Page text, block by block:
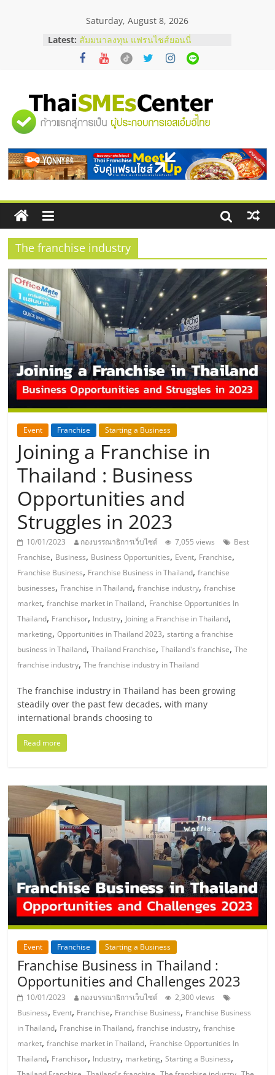
Saturday, August 8, 2026
Latest: สัมมนาลงทุน แฟรนไชส์ยอนนี่
ThaiFranchise Meet Up จับคู่แฟรน
ไชส์ ครั้งที่ 8
บริษัท Cybersecurity ในไทยที่ไหนดี?
วิธีเลือกผู้ให้บริการให้คุ้มค่าและตอบ
โจทย์ธุรกิจ
เริ่มยังไงให้ผ่านฉลุย
สัมมนาออนไลน์ โอกาสบริหารสถานี
บริการน้ำมัน Shell
"ศูนย์
รวม
ข้อมูล
ธุรกิจ
SME
แห่ง
ประเทศไทย,
ThaiSMEsCenter,
รวม
ธุรกิจ
เอ
ส
เอ็
มอี
ไทย,
SMEs,
แฟ
รน
ไชส์,
ปรึกษา
แฟ
รน
ไชส์,
รวม
แฟ
รน
ไชส์
The franchise industry
Event Franchise Starting a Business
Joining a Franchise in
Thailand : Business
Opportunities and
Struggles in 2023
10/01/2023 กองบรรณาธิการเว็บไซต์ 7,055 views
Best
Franchise, Business, Business Opportunities, Event, Franchise,
Franchise Business, Franchise Business in Thailand,franchise
businesses, Franchise in Thailand,franchise industry,franchise
market,franchise market in Thailand, Franchise Opportunities In
Thailand, Franchisor, Industry, Joining a Franchise in Thailand,
marketing,Opportunities in Thailand 2023,starting a franchise
business in Thailand,Thailand Franchise,Thailand's franchise,The
franchise industry,The franchise industry in Thailand
The franchise industry in Thailand has been growing
steadily over the past few decades, with many
international brands choosing to
Read more
Event Franchise Starting a Business
Franchise Business in Thailand :
Opportunities and Challenges 2023
10/01/2023 กองบรรณาธิการเว็บไซต์
2,300 views
Business, Event, Franchise, Franchise Business, Franchise Business
in Thailand, Franchise in Thailand,franchise industry,franchise
market,franchise market in Thailand, Franchise Opportunities In
Thailand, Franchisor, Industry, marketing,Starting a Business,